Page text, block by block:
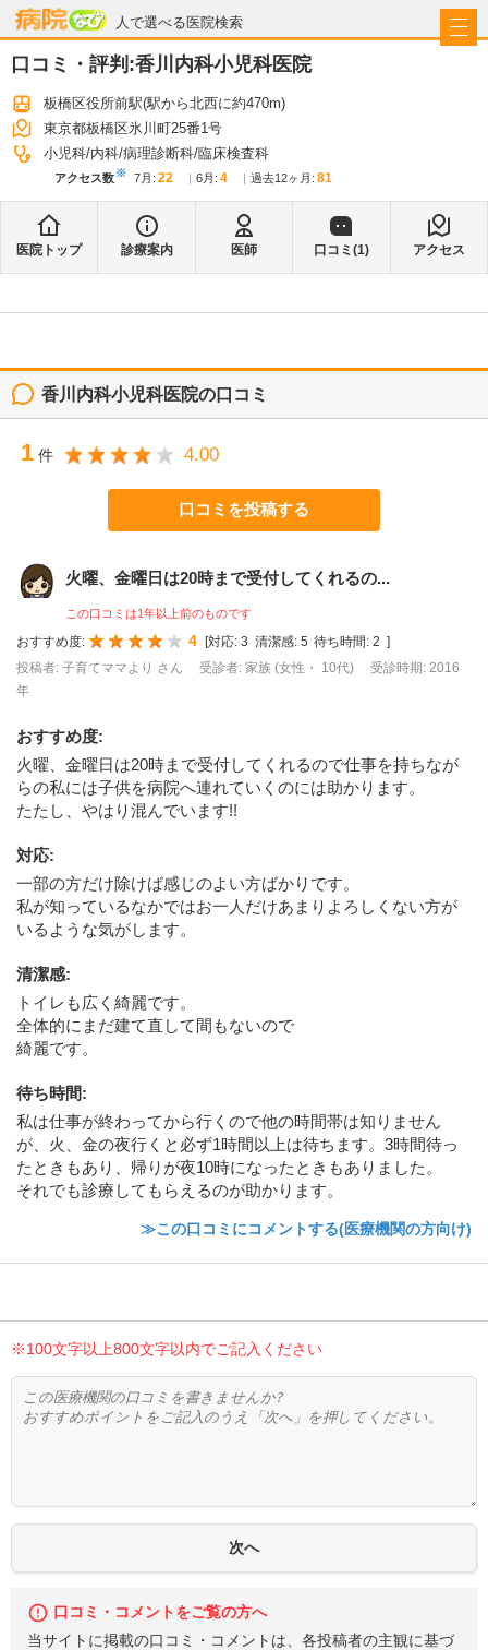
人で選べる医院検索
病院なび
口コミ・評判:香川内科小児科医院
板橋区役所前駅(駅から北西に約470m)
東京都板橋区氷川町25番1号
小児科 内科 病理診断科 臨床検査科
アクセス数※ 7月 : 22 6月 : 4 過去12ヶ月: 81
医院トップ 診療案内 医師 口コミ(1) アクセス
香川内科小児科医院の口コミ
1 件 4.00
口コミを投稿する
火曜、金曜日は20時まで受付してくれるの...
この口コミは1年以上前のものです
おすすめ度: 4 [対応: 3 清潔感: 5 待ち時間: 2 ]
投稿者: 子育てママより さん
受診者: 家族 (女性・ 10代)
受診時期: 2016
年
おすすめ度:
火曜、金曜日は20時まで受付してくれるので仕事を持ちなが
らの私には子供を病院へ連れていくのには助かります。
たたし、やはり混んでいます!!
対応:
一部の方だけ除けば感じのよい方ばかりです。
私が知っているなかではお一人だけあまりよろしくない方が
いるような気がします。
清潔感:
トイレも広く綺麗です。
全体的にまだ建て直して間もないので
綺麗です。
待ち時間:
私は仕事が終わってから行くので他の時間帯は知りません
が、火、金の夜行くと必ず1時間以上は待ちます。3時間待っ
たときもあり、帰りが夜10時になったときもありました。
それでも診療してもらえるのが助かります。
≫この口コミにコメントする(医療機関の方向け)
※100文字以上800文字以内でご記入ください
口コミ・コメントをご覧の方へ
当サイトに掲載の口コミ・コメントは、各投稿者の主観に基づ